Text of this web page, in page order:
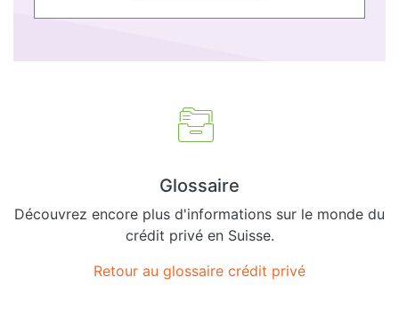
Glossaire
Découvrez encore plus d'informations sur le monde du
crédit privé en Suisse.
Retour au glossaire crédit privé